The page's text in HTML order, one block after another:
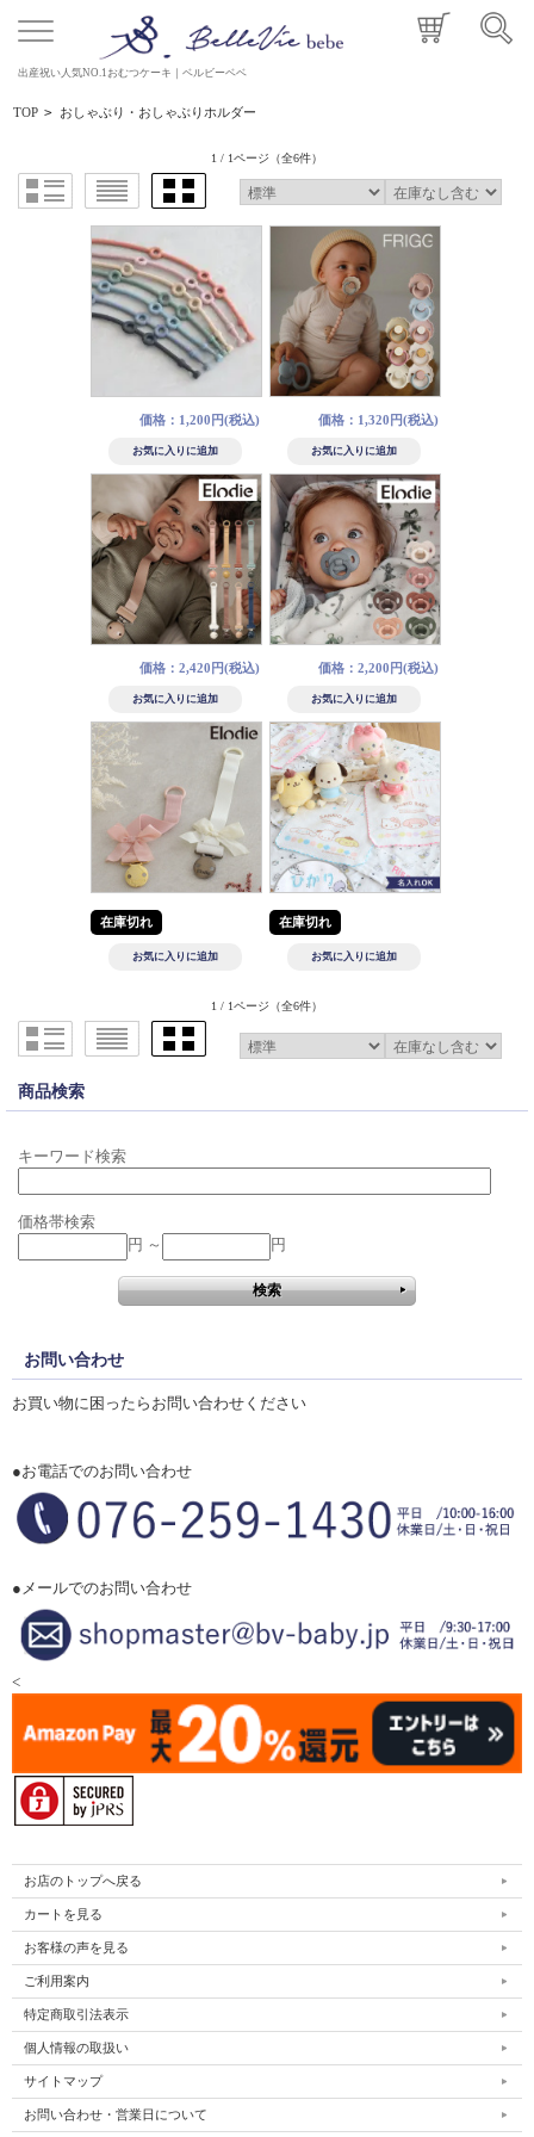
出産祝い人気NO.1おむつケーキ｜ベルビーベベ
TOP > おしゃぶり・おしゃぶりホルダー
1 / 1ページ （全6件）
価格：1,200円(税込) 価格：1,320円(税込)
価格：2,420円(税込) 価格：2,200円(税込)
在庫切れ 在庫切れ
1 / 1ページ （全6件）
商品検索
キーワード検索
価格帯検索
円 ～
円
お問い合わせ
お買い物に困ったらお問い合わせください
●お電話でのお問い合わせ
●メールでのお問い合わせ
<
お店のトップへ戻る
カートを見る
お客様の声を見る
ご利用案内
特定商取引法表示
個人情報の取扱い
サイトマップ
お問い合わせ・営業日について